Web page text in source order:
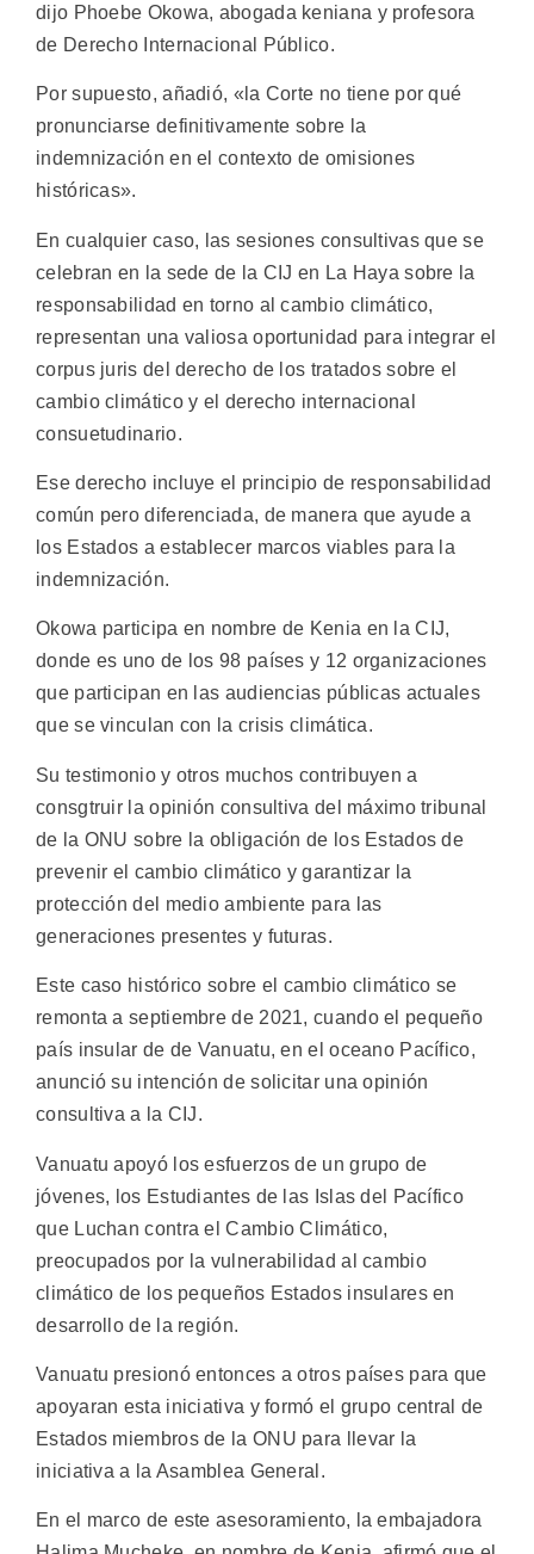
dijo Phoebe Okowa, abogada keniana y profesora
de Derecho Internacional Público.
Por supuesto, añadió, «la Corte no tiene por qué
pronunciarse definitivamente sobre la
indemnización en el contexto de omisiones
históricas».
En cualquier caso, las sesiones consultivas que se
celebran en la sede de la CIJ en La Haya sobre la
responsabilidad en torno al cambio climático,
representan una valiosa oportunidad para integrar el
corpus juris del derecho de los tratados sobre el
cambio climático y el derecho internacional
consuetudinario.
Ese derecho incluye el principio de responsabilidad
común pero diferenciada, de manera que ayude a
los Estados a establecer marcos viables para la
indemnización.
Okowa participa en nombre de Kenia en la CIJ,
donde es uno de los 98 países y 12 organizaciones
que participan en las audiencias públicas actuales
que se vinculan con la crisis climática.
Su testimonio y otros muchos contribuyen a
consgtruir la opinión consultiva del máximo tribunal
de la ONU sobre la obligación de los Estados de
prevenir el cambio climático y garantizar la
protección del medio ambiente para las
generaciones presentes y futuras.
Este caso histórico sobre el cambio climático se
remonta a septiembre de 2021, cuando el pequeño
país insular de de Vanuatu, en el oceano Pacífico,
anunció su intención de solicitar una opinión
consultiva a la CIJ.
Vanuatu apoyó los esfuerzos de un grupo de
jóvenes, los Estudiantes de las Islas del Pacífico
que Luchan contra el Cambio Climático,
preocupados por la vulnerabilidad al cambio
climático de los pequeños Estados insulares en
desarrollo de la región.
Vanuatu presionó entonces a otros países para que
apoyaran esta iniciativa y formó el grupo central de
Estados miembros de la ONU para llevar la
iniciativa a la Asamblea General.
En el marco de este asesoramiento, la embajadora